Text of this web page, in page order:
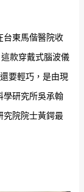
台東馬偕醫院收
款穿戴式腦波儀
要輕巧，是由現
學研究所吳承翰
究院院士黃鍔最